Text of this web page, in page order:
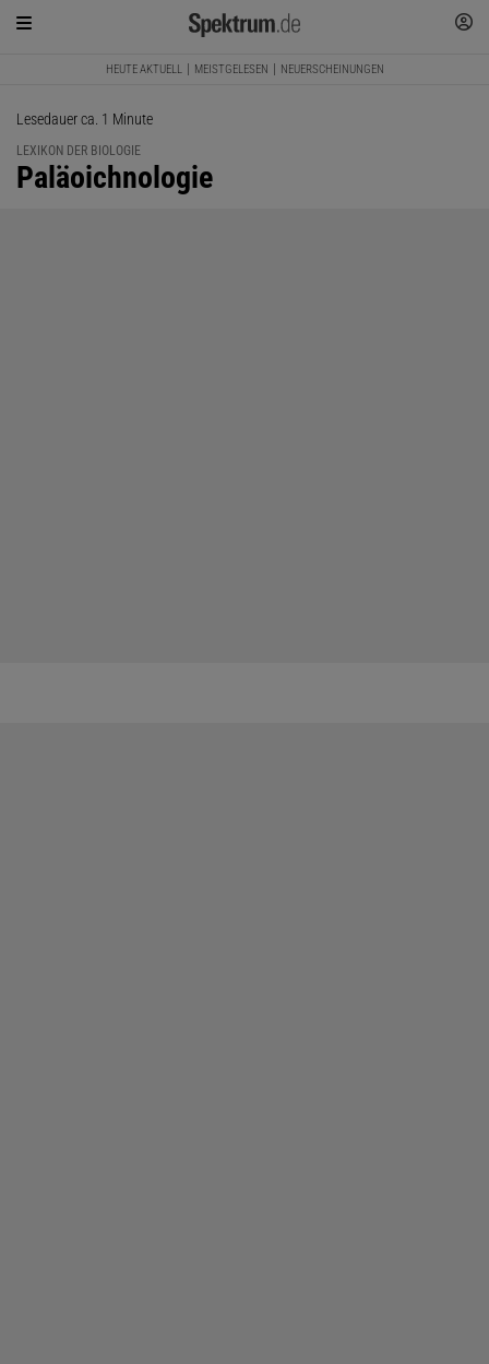
HEUTE AKTUELL MEISTGELESEN NEUERSCHEINUNGEN
Lesedauer ca. 1 Minute
LEXIKON DER BIOLOGIE
:
Paläoichnologie